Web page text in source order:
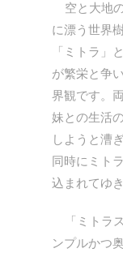
空と大地
に漂う世界
「ミトラ」
が繁栄と争
界観です。
妹との生活
しようと漕
同時にミト
込まれてゆき
「ミトラ
ンプルかつ